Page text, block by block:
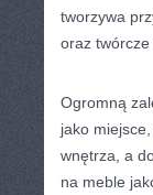
tworzywa
oraz twórcze
Ogromną
jako
wnętrza, a
na meble